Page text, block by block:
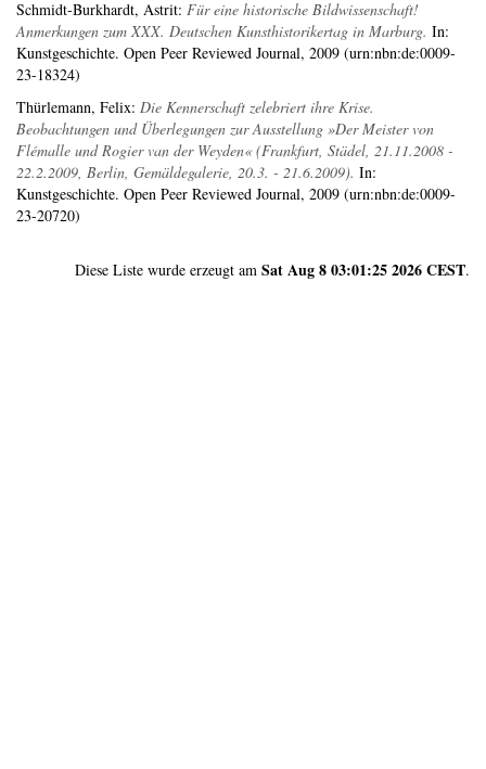
Schmidt-Burkhardt, Astrit: Für eine historische Bildwissenschaft!
Anmerkungen zum XXX. Deutschen Kunsthistorikertag in Marburg. In:
Kunstgeschichte. Open Peer Reviewed Journal, 2009 (urn:nbn:de:0009-
23-18324)
Thürlemann, Felix: Die Kennerschaft zelebriert ihre Krise.
Beobachtungen und Überlegungen zur Ausstellung »Der Meister von
Flémalle und Rogier van der Weyden« (Frankfurt, Städel, 21.11.2008 -
22.2.2009, Berlin, Gemäldegalerie, 20.3. - 21.6.2009). In:
Kunstgeschichte. Open Peer Reviewed Journal, 2009 (urn:nbn:de:0009-
23-20720)
Diese Liste wurde erzeugt am Sat Aug 8 03:01:25 2026 CEST.